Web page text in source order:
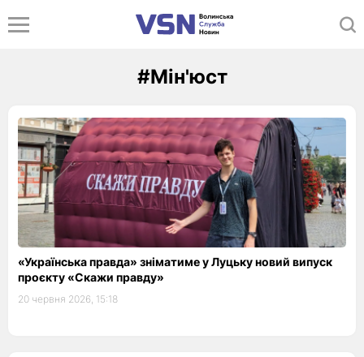
#Мін'юст
«Українська правда» зніматиме у Луцьку новий випуск
проєкту «Скажи правду»
20 червня 2026, 15:18